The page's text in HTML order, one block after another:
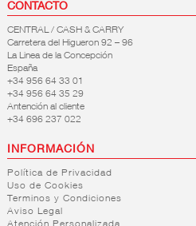
CONTACTO
CENTRAL / CASH & CARRY
Carretera del Higueron 92 – 96
La Linea de la Concepción
España
+34 956 64 33 01
+34 956 64 35 29
Antención al cliente
+34 696 237 022
INFORMACIÓN
Política de Privacidad
Uso de Cookies
Terminos y Condiciones
Aviso Legal